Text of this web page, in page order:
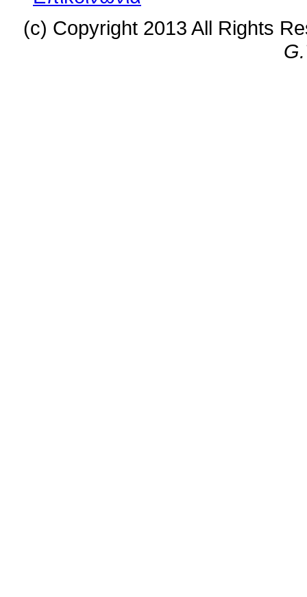
(c) Copyright 2013 All Rights